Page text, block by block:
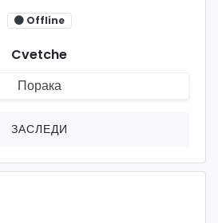
Offline
Cvetche
Порака
ЗАСЛЕДИ